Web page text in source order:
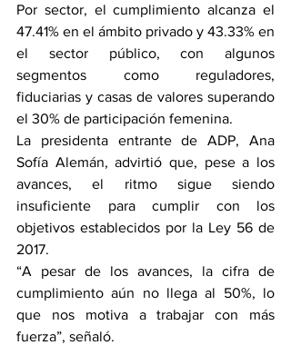
Por sector, el cumplimiento alcanza el
47.41% en el ámbito privado y 43.33% en
el sector público, con algunos
segmentos como reguladores,
fiduciarias y casas de valores superando
el 30% de participación femenina.
La presidenta entrante de ADP, Ana
Sofía Alemán, advirtió que, pese a los
avances, el ritmo sigue siendo
insuficiente para cumplir con los
objetivos establecidos por la Ley 56 de
2017.
“A pesar de los avances, la cifra de
cumplimiento aún no llega al 50%, lo
que nos motiva a trabajar con más
fuerza”, señaló.